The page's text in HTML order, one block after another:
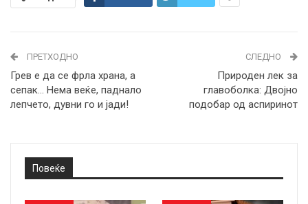
ПРЕТХОДНО
Грев е да се фрла храна, а
сепак… Нема веќе, паднало
лепчето, дувни го и јади!
СЛЕДНО
Природен лек за
главоболка: Двојно
подобар од аспиринот
Повеќе